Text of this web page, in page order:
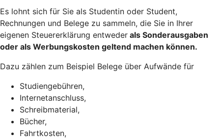
Es lohnt sich für Sie als Studentin oder Student,
Rechnungen und Belege zu sammeln, die Sie in Ihrer
eigenen Steuererklärung entweder als Sonderausgaben
oder als Werbungskosten geltend machen können.
Dazu zählen zum Beispiel Belege über Aufwände für
Studiengebühren,
Internetanschluss,
Schreibmaterial,
Bücher,
Fahrtkosten,